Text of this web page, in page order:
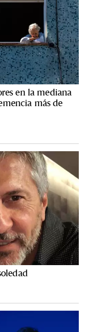
en la mediana
más de